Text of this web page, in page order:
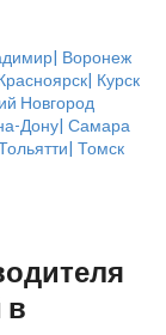
| Воронеж
| Курск
Новгород
Дону| Самара
| Томск
в